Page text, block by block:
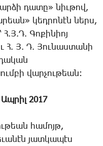
դատը» նիւթով,
կեդրոնէն ներս,
Գոքինիոյ
Հ. Յ. Դ. Յունաստանի
վարչութեան:
2017
համոյթ,
յատկապէս